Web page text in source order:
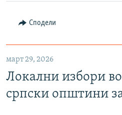
Сподели
март 29, 2026
Локални избори
српски општини